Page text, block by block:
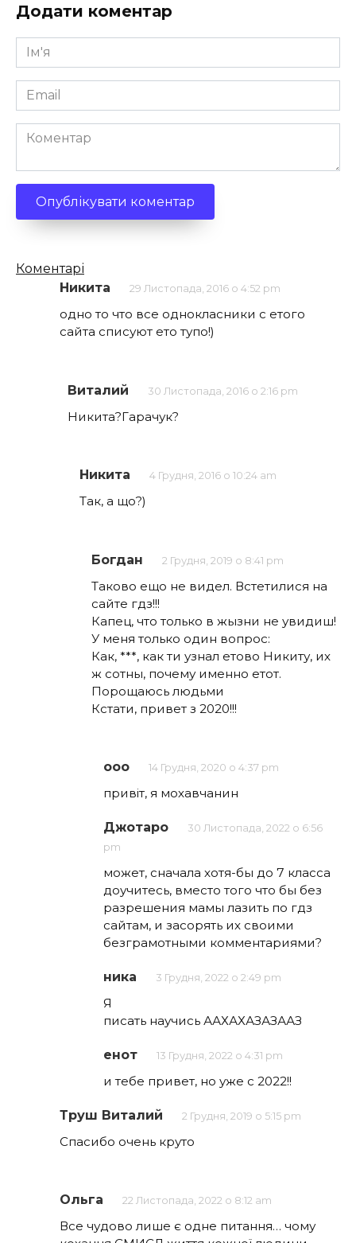
Додати коментар
Ім'я
*
Email
*
Коментар
Кількість
коментарів
Коментарі
Никита
29 Листопада, 2016 о 4:52 pm
одно то что все однокласники с етого
сайта списуют ето тупо!)
Виталий 30 Листопада, 2016 о 2:16 pm
Никита?Гарачук?
Никита 4 Грудня, 2016 о 10:24 am
Так, а що?)
Богдан 2 Грудня, 2019 о 8:41 pm
Таково ещо не видел. Встетилися на
сайте гдз!!!
Капец, что только в жызни не увидиш!
У меня только один вопрос:
Как, ***, как ти узнал етово Никиту, их
ж сотны, почему именно етот.
Порощаюсь людьми
Кстати, привет з 2020!!!
ооо 14 Грудня, 2020 о 4:37 pm
привіт, я мохавчанин
Джотаро
30 Листопада, 2022 о 6:56
pm
может, сначала хотя-бы до 7 класса
доучитесь, вместо того что бы без
разрешения мамы лазить по гдз
сайтам, и засорять их своими
безграмотными комментариями?
ника 3 Грудня, 2022 о 2:49 pm
Я
писать научись ААХАХАЗАЗААЗ
енот 13 Грудня, 2022 о 4:31 pm
и тебе привет, но уже с 2022!!
Труш Виталий 2 Грудня, 2019 о 5:15 pm
Спасибо очень круто
Ольга 22 Листопада, 2022 о 8:12 am
Все чудово лише є одне питання… чому